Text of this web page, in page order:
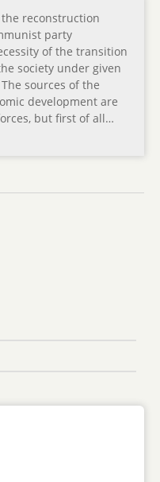
reconstruction
party
of the transition
society under given
sources of the
development are
but first of all…